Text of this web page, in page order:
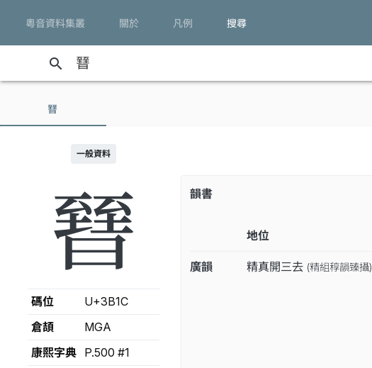
粵音資料集叢 關於 凡例 搜尋
search
㬜
一般資料
㬜
碼位
U+3B1C
倉頡
MGA
康熙字典
P.500 #1
韻書
地位
廣韻 精真開三去 (精組稕韻臻攝)